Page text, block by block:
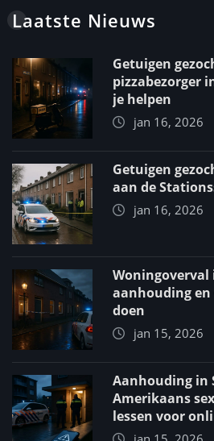
Laatste Nieuws
Getuigen
pizzabezorger
je helpen
jan 16, 2026
Getuigen
aan de
jan 16, 2026
Woningoverval
aanhouding
doen
jan 15, 2026
Aanhouding in
Amerikaans
lessen voor